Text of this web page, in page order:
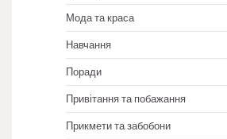
Мода та краса
Навчання
Поради
Привітання та побажання
Прикмети та забобони